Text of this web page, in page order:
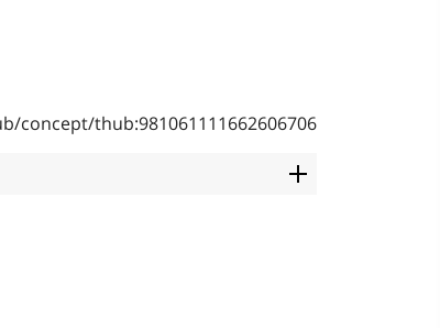
concept/thub:981061111662606706